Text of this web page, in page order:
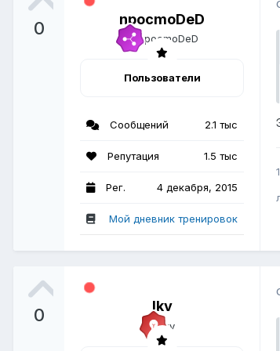
0 npocmoDeD
Пользователи
Сообщений 2.1 тыс
Репутация 1.5 тыс
Рег. 4 декабря, 2015
Мой дневник тренировок
0 lkv